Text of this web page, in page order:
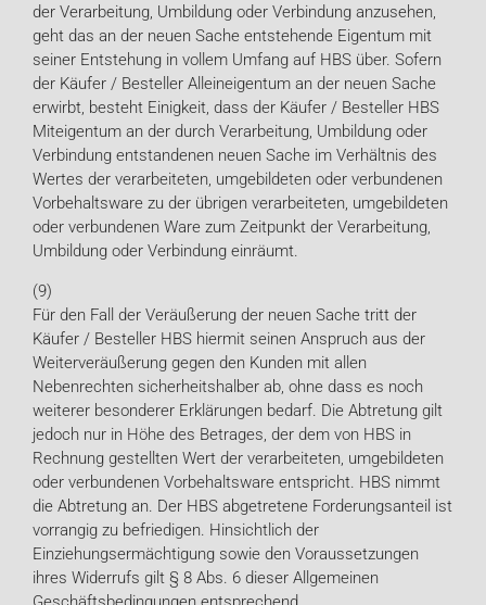
der Verarbeitung, Umbildung oder Verbindung anzusehen,
geht das an der neuen Sache entstehende Eigentum mit
seiner Entstehung in vollem Umfang auf HBS über. Sofern
der Käufer / Besteller Alleineigentum an der neuen Sache
erwirbt, besteht Einigkeit, dass der Käufer / Besteller HBS
Miteigentum an der durch Verarbeitung, Umbildung oder
Verbindung entstandenen neuen Sache im Verhältnis des
Wertes der verarbeiteten, umgebildeten oder verbundenen
Vorbehaltsware zu der übrigen verarbeiteten, umgebildeten
oder verbundenen Ware zum Zeitpunkt der Verarbeitung,
Umbildung oder Verbindung einräumt.
(9)
Für den Fall der Veräußerung der neuen Sache tritt der
Käufer / Besteller HBS hiermit seinen Anspruch aus der
Weiterveräußerung gegen den Kunden mit allen
Nebenrechten sicherheitshalber ab, ohne dass es noch
weiterer besonderer Erklärungen bedarf. Die Abtretung gilt
jedoch nur in Höhe des Betrages, der dem von HBS in
Rechnung gestellten Wert der verarbeiteten, umgebildeten
oder verbundenen Vorbehaltsware entspricht. HBS nimmt
die Abtretung an. Der HBS abgetretene Forderungsanteil ist
vorrangig zu befriedigen. Hinsichtlich der
Einziehungsermächtigung sowie den Voraussetzungen
ihres Widerrufs gilt § 8 Abs. 6 dieser Allgemeinen